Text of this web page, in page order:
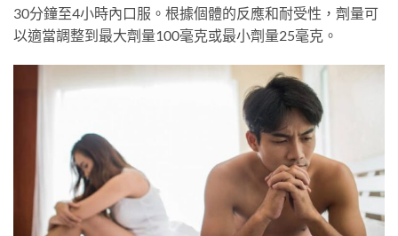
30分鐘至4小時內口服。根據個體的反應和耐受性，劑量可
以適當調整到最大劑量100毫克或最小劑量25毫克。